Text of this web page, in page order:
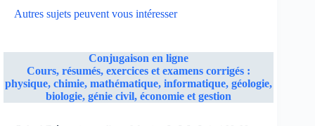
Autres sujets peuvent vous intéresser
Conjugaison en ligne
Cours, résumés, exercices et examens corrigés :
physique, chimie, mathématique, informatique, géologie,
biologie, génie civil, économie et gestion